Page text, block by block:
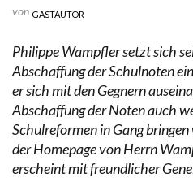
von GASTAUTOR
Philippe Wampfler setzt sich
Abschaffung der Schulnoten
er sich mit den Gegnern
Abschaffung der Noten auch
Schulreformen in Gang
der Homepage von Herrn
erscheint mit freundlicher